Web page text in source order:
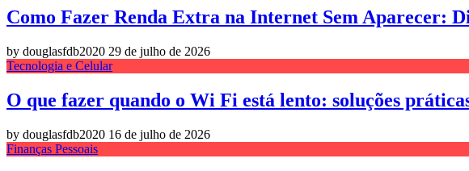
Como Fazer Renda Extra na Internet Sem Aparecer:
by douglasfdb2020 29 de julho de 2026
Tecnologia e Celular
O que fazer quando o Wi Fi está lento: soluções
by douglasfdb2020 16 de julho de 2026
Finanças Pessoais